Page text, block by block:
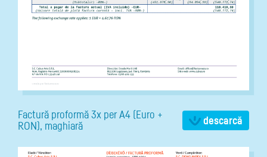
Factură proformă 3x per A4 (Euro +
RON), maghiară
descarcă